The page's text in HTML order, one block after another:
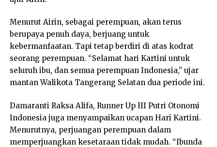
Menurut Airin, sebagai perempuan, akan terus
berupaya penuh daya, berjuang untuk
kebermanfaatan. Tapi tetap berdiri di atas kodrat
seorang perempuan. “Selamat hari Kartini untuk
seluruh ibu, dan semua perempuan Indonesia,” ujar
mantan Walikota Tangerang Selatan dua periode ini.
Damaranti Raksa Alifa, Runner Up III Putri Otonomi
Indonesia juga menyampaikan ucapan Hari Kartini.
Menurutnya, perjuangan perempuan dalam
memperjuangkan kesetaraan tidak mudah. “Ibunda